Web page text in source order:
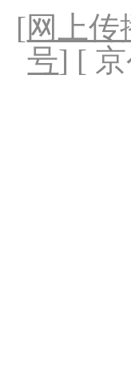
[网上传
号] [ 京